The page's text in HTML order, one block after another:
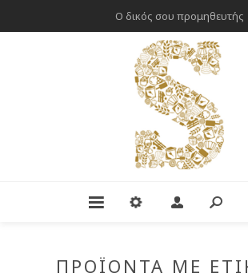
Ο δικός σου προμηθευτής
ΠΡΟΪΌΝΤΑ ΜΕ